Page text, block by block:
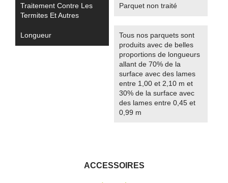
Traitement Contre Les
Termites Et Autres
Parquet non traité
Longueur
Tous nos parquets sont
produits avec de belles
proportions de longueurs
allant de 70% de la
surface avec des lames
entre 1,00 et 2,10 m et
30% de la surface avec
des lames entre 0,45 et
0,99 m
ACCESSOIRES